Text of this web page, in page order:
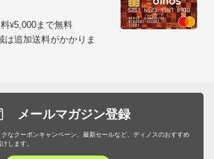
¥5,000まで無料
追加送料がかかりま
メールマガジン登録
クなクーポンキャンペーン、最新セールなど、ディノスのおすすめ
します。